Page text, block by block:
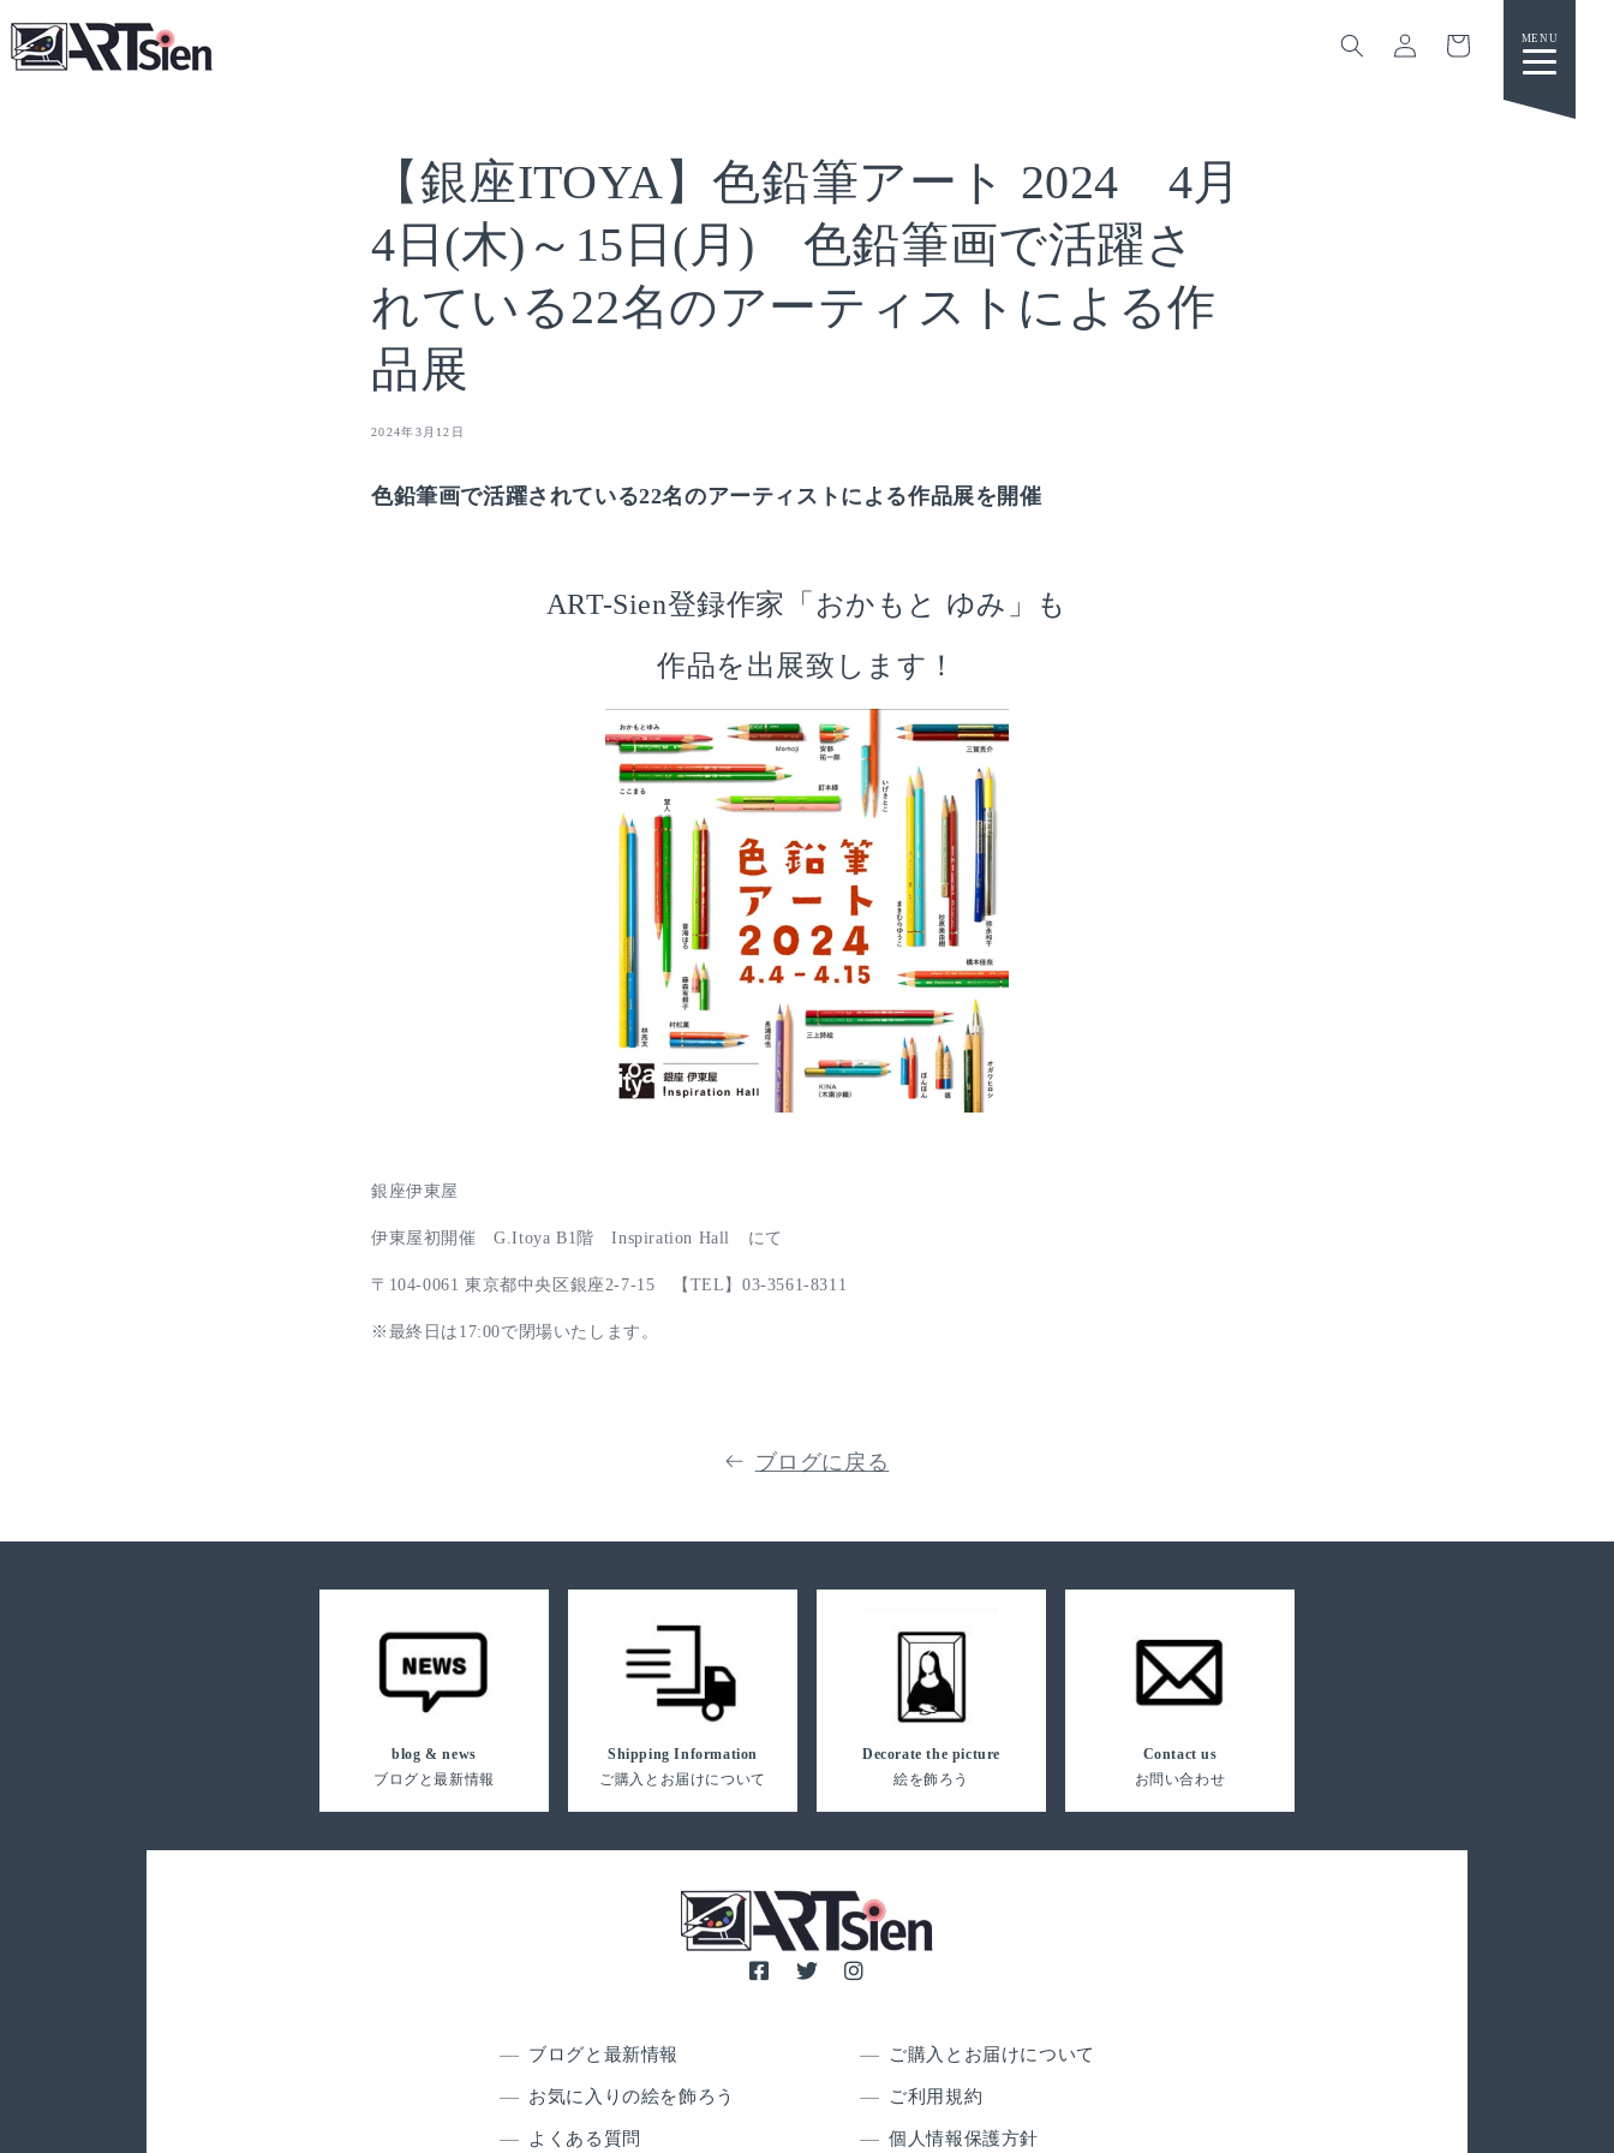
グ
イ
ー
【銀座ITOYA】色鉛筆アート 2024 4月
4日(木)～15日(月) 色鉛筆画で活躍さ
れている22名のアーティストによる作
品展
2024年3月12日
色鉛筆画で活躍されている22名のアーティストによる作品展を開催
ART-Sien登録作家「おかもと ゆみ」も
作品を出展致します！
銀座伊東屋
伊東屋初開催 G.Itoya B1階 Inspiration Hall にて
〒104-0061 東京都中央区銀座2-7-15 【TEL】03-3561-8311
※最終日は17:00で閉場いたします。
ブログに戻る
blog & news
ブログと最新情報
Shipping Information
ご購入とお届けについて
Decorate the picture
絵を飾ろう
Contact us
お問い合わせ
ブログと最新情報
お気に入りの絵を飾ろう
よくある質問
ご購入とお届けについて
ご利用規約
個人情報保護方針